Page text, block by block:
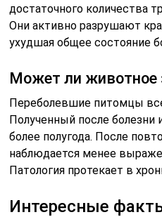
достаточного количества
Они активно разрушают
ухудшая общее состояние
Может ли животное
Переболевшие питомцы
Полученный после болезни
более полугода. После
наблюдается менее
Патология протекает в
Интересные